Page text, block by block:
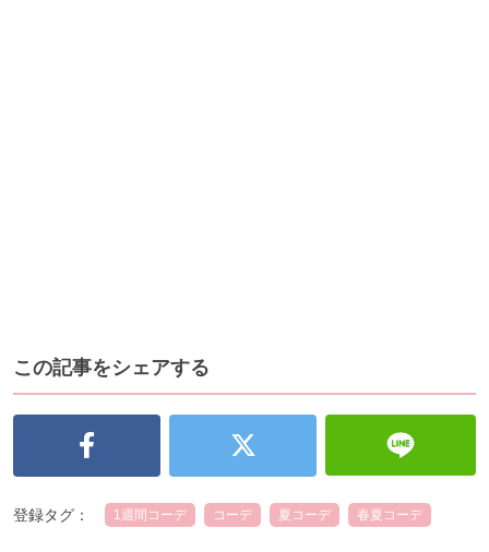
この記事をシェアする
登録タグ： 1週間コーデ コーデ 夏コーデ 春夏コーデ